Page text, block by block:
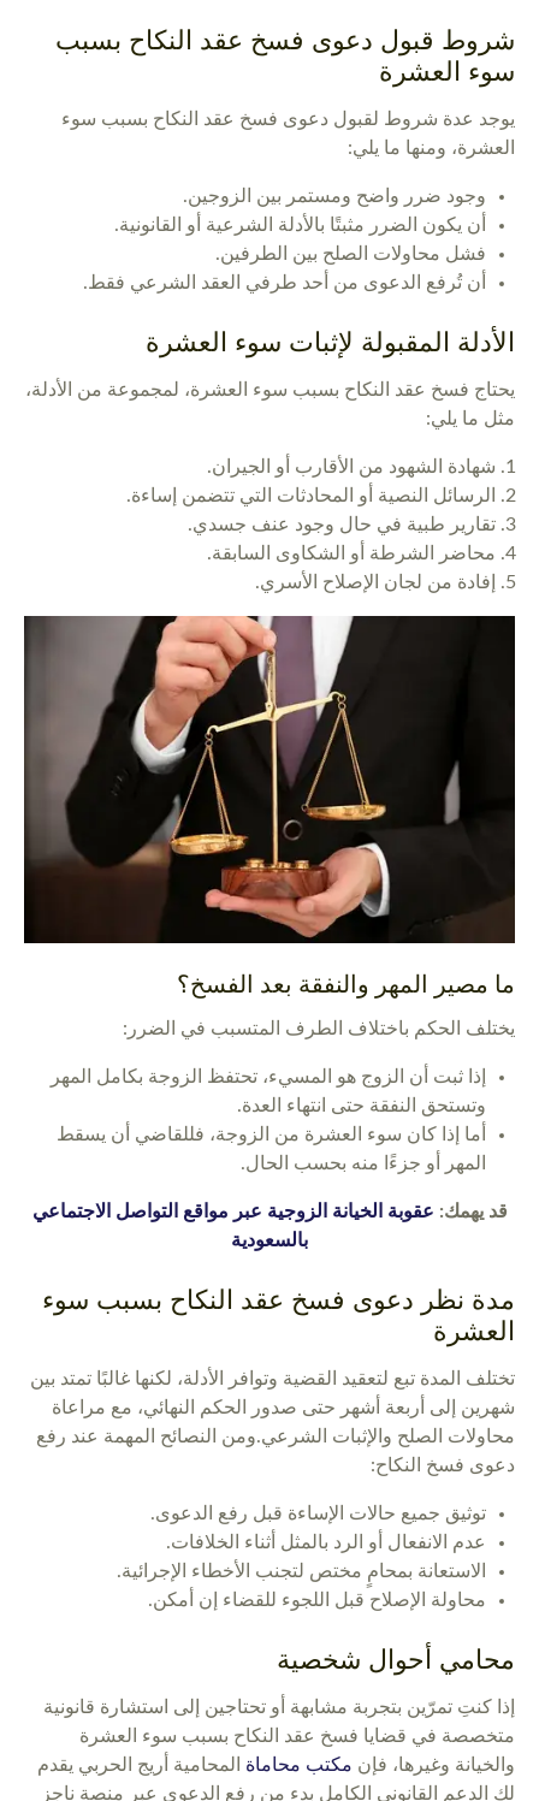
شروط قبول دعوى فسخ عقد النكاح بسبب
سوء العشرة
يوجد عدة شروط لقبول دعوى فسخ عقد النكاح بسبب سوء
العشرة، ومنها ما يلي:
وجود ضرر واضح ومستمر بين الزوجين.
أن يكون الضرر مثبتًا بالأدلة الشرعية أو القانونية.
فشل محاولات الصلح بين الطرفين.
أن تُرفع الدعوى من أحد طرفي العقد الشرعي فقط.
الأدلة المقبولة لإثبات سوء العشرة
يحتاج فسخ عقد النكاح بسبب سوء العشرة، لمجموعة من الأدلة،
مثل ما يلي:
شهادة الشهود من الأقارب أو الجيران.
الرسائل النصية أو المحادثات التي تتضمن إساءة.
تقارير طبية في حال وجود عنف جسدي.
محاضر الشرطة أو الشكاوى السابقة.
إفادة من لجان الإصلاح الأسري.
ما مصير المهر والنفقة بعد الفسخ؟
يختلف الحكم باختلاف الطرف المتسبب في الضرر:
إذا ثبت أن الزوج هو المسيء، تحتفظ الزوجة بكامل المهر
وتستحق النفقة حتى انتهاء العدة.
أما إذا كان سوء العشرة من الزوجة، فللقاضي أن يسقط
المهر أو جزءًا منه بحسب الحال.
قد يهمك: عقوبة الخيانة الزوجية عبر مواقع التواصل الاجتماعي
بالسعودية
مدة نظر دعوى فسخ عقد النكاح بسبب سوء
العشرة
تختلف المدة تبع لتعقيد القضية وتوافر الأدلة، لكنها غالبًا تمتد بين
شهرين إلى أربعة أشهر حتى صدور الحكم النهائي، مع مراعاة
محاولات الصلح والإثبات الشرعي.ومن النصائح المهمة عند رفع
دعوى فسخ النكاح:
توثيق جميع حالات الإساءة قبل رفع الدعوى.
عدم الانفعال أو الرد بالمثل أثناء الخلافات.
الاستعانة بمحامٍ مختص لتجنب الأخطاء الإجرائية.
محاولة الإصلاح قبل اللجوء للقضاء إن أمكن.
محامي أحوال شخصية
إذا كنتِ تمرّين بتجربة مشابهة أو تحتاجين إلى استشارة قانونية
متخصصة في قضايا فسخ عقد النكاح بسبب سوء العشرة
والخيانة وغيرها، فإن مكتب محاماة المحامية أريج الحربي يقدم
لكِ الدعم القانوني الكامل بدء من رفع الدعوى عبر منصة ناجز